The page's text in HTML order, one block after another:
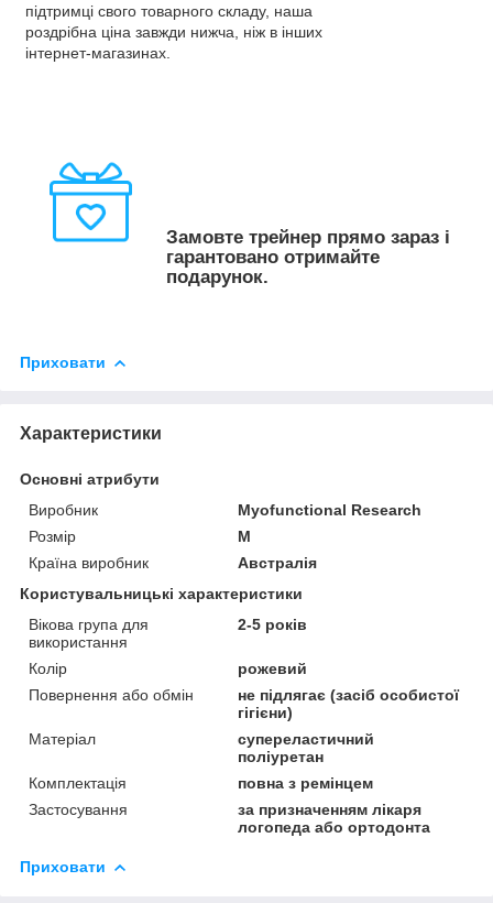
підтримці свого товарного складу, наша
роздрібна ціна завжди нижча, ніж в інших
інтернет-магазинах.
Замовте трейнер прямо зараз і
гарантовано отримайте
подарунок.
Приховати
Характеристики
Основні атрибути
Виробник
Myofunctional Research
Розмір
M
Країна виробник
Австралія
Користувальницькі характеристики
Вікова група для
використання
2-5 років
Колір
рожевий
Повернення або обмін
не підлягає (засіб особистої
гігієни)
Матеріал
супереластичний
поліуретан
Комплектація
повна з ремінцем
Застосування
за призначенням лікаря
логопеда або ортодонта
Приховати